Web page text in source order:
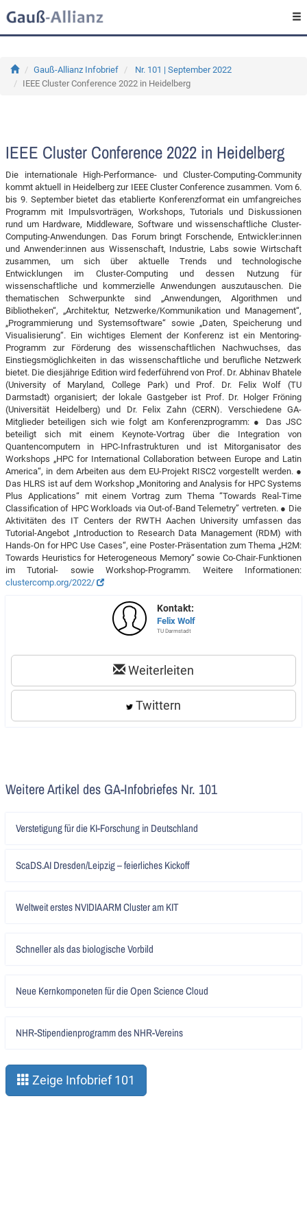
Gauß-Allianz Infobrief
Nr. 101 | September 2022
IEEE Cluster Conference 2022 in Heidelberg
IEEE Cluster Conference 2022 in Heidelberg
Die internationale High-Performance- und Cluster-Computing-Community
kommt aktuell in Heidelberg zur IEEE Cluster Conference zusammen. Vom 6.
bis 9. September bietet das etablierte Konferenzformat ein umfangreiches
Programm mit Impulsvorträgen, Workshops, Tutorials und Diskussionen
rund um Hardware, Middleware, Software und wissenschaftliche Cluster-
Computing-Anwendungen. Das Forum bringt Forschende, Entwickler:innen
und Anwender:innen aus Wissenschaft, Industrie, Labs sowie Wirtschaft
zusammen, um sich über aktuelle Trends und technologische
Entwicklungen im Cluster-Computing und dessen Nutzung für
wissenschaftliche und kommerzielle Anwendungen auszutauschen. Die
thematischen Schwerpunkte sind „Anwendungen, Algorithmen und
Bibliotheken“, „Architektur, Netzwerke/Kommunikation und Management“,
„Programmierung und Systemsoftware“ sowie „Daten, Speicherung und
Visualisierung“. Ein wichtiges Element der Konferenz ist ein Mentoring-
Programm zur Förderung des wissenschaftlichen Nachwuchses, das
Einstiegsmöglichkeiten in das wissenschaftliche und berufliche Netzwerk
bietet. Die diesjährige Edition wird federführend von Prof. Dr. Abhinav Bhatele
(University of Maryland, College Park) und Prof. Dr. Felix Wolf (TU
Darmstadt) organisiert; der lokale Gastgeber ist Prof. Dr. Holger Fröning
(Universität Heidelberg) und Dr. Felix Zahn (CERN). Verschiedene GA-
Mitglieder beteiligen sich wie folgt am Konferenzprogramm: ● Das JSC
beteiligt sich mit einem Keynote-Vortrag über die Integration von
Quantencomputern in HPC-Infrastrukturen und ist Mitorganisator des
Workshops „HPC for International Collaboration between Europe and Latin
America“, in dem Arbeiten aus dem EU-Projekt RISC2 vorgestellt werden. ●
Das HLRS ist auf dem Workshop „Monitoring and Analysis for HPC Systems
Plus Applications“ mit einem Vortrag zum Thema “Towards Real-Time
Classification of HPC Workloads via Out-of-Band Telemetry” vertreten. ● Die
Aktivitäten des IT Centers der RWTH Aachen University umfassen das
Tutorial-Angebot „Introduction to Research Data Management (RDM) with
Hands-On for HPC Use Cases“, eine Poster-Präsentation zum Thema „H2M:
Towards Heuristics for Heterogeneous Memory“ sowie Co-Chair-Funktionen
im Tutorial- sowie Workshop-Programm. Weitere Informationen:
clustercomp.org/2022/
Kontakt:
Felix Wolf
TU Darmstadt
Weiterleiten
Twittern
Weitere Artikel des GA-Infobriefes Nr. 101
Verstetigung für die KI-Forschung in Deutschland
ScaDS.AI Dresden/Leipzig – feierliches Kickoff
Weltweit erstes NVIDIA ARM Cluster am KIT
Schneller als das biologische Vorbild
Neue Kernkomponeten für die Open Science Cloud
NHR-Stipendienprogramm des NHR-Vereins
Zeige Infobrief 101